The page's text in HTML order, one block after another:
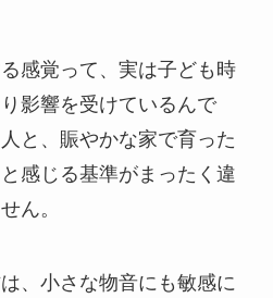
感覚って、実は子ども時
影響を受けているんで
と、賑やかな家で育った
感じる基準がまったく違
ん。
、小さな物音にも敏感に